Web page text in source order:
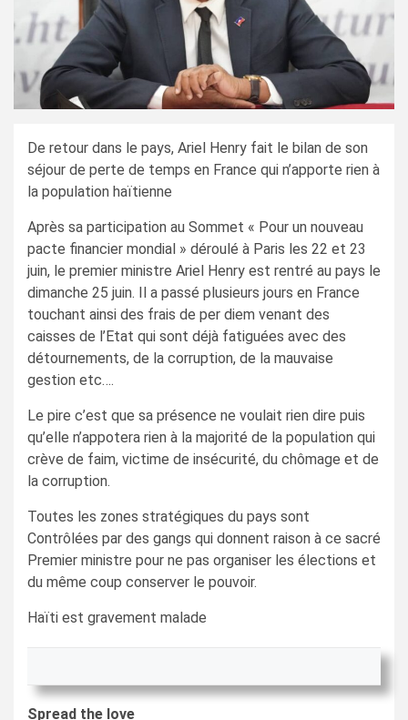
De retour dans le pays, Ariel Henry fait le bilan de son
séjour de perte de temps en France qui n’apporte rien à
la population haïtienne
Après sa participation au Sommet « Pour un nouveau
pacte financier mondial » déroulé à Paris les 22 et 23
juin, le premier ministre Ariel Henry est rentré au pays le
dimanche 25 juin. Il a passé plusieurs jours en France
touchant ainsi des frais de per diem venant des
caisses de l’Etat qui sont déjà fatiguées avec des
détournements, de la corruption, de la mauvaise
gestion etc….
Le pire c’est que sa présence ne voulait rien dire puis
qu’elle n’appotera rien à la majorité de la population qui
crève de faim, victime de insécurité, du chômage et de
la corruption.
Toutes les zones stratégiques du pays sont
Contrôlées par des gangs qui donnent raison à ce sacré
Premier ministre pour ne pas organiser les élections et
du même coup conserver le pouvoir.
Haïti est gravement malade
Spread the love